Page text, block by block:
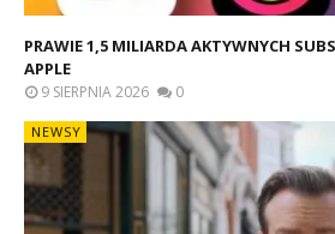
PRAWIE 1,5 MILIARDA AKTYWNYCH
APPLE
9 SIERPNIA 2026 0
NEWSY